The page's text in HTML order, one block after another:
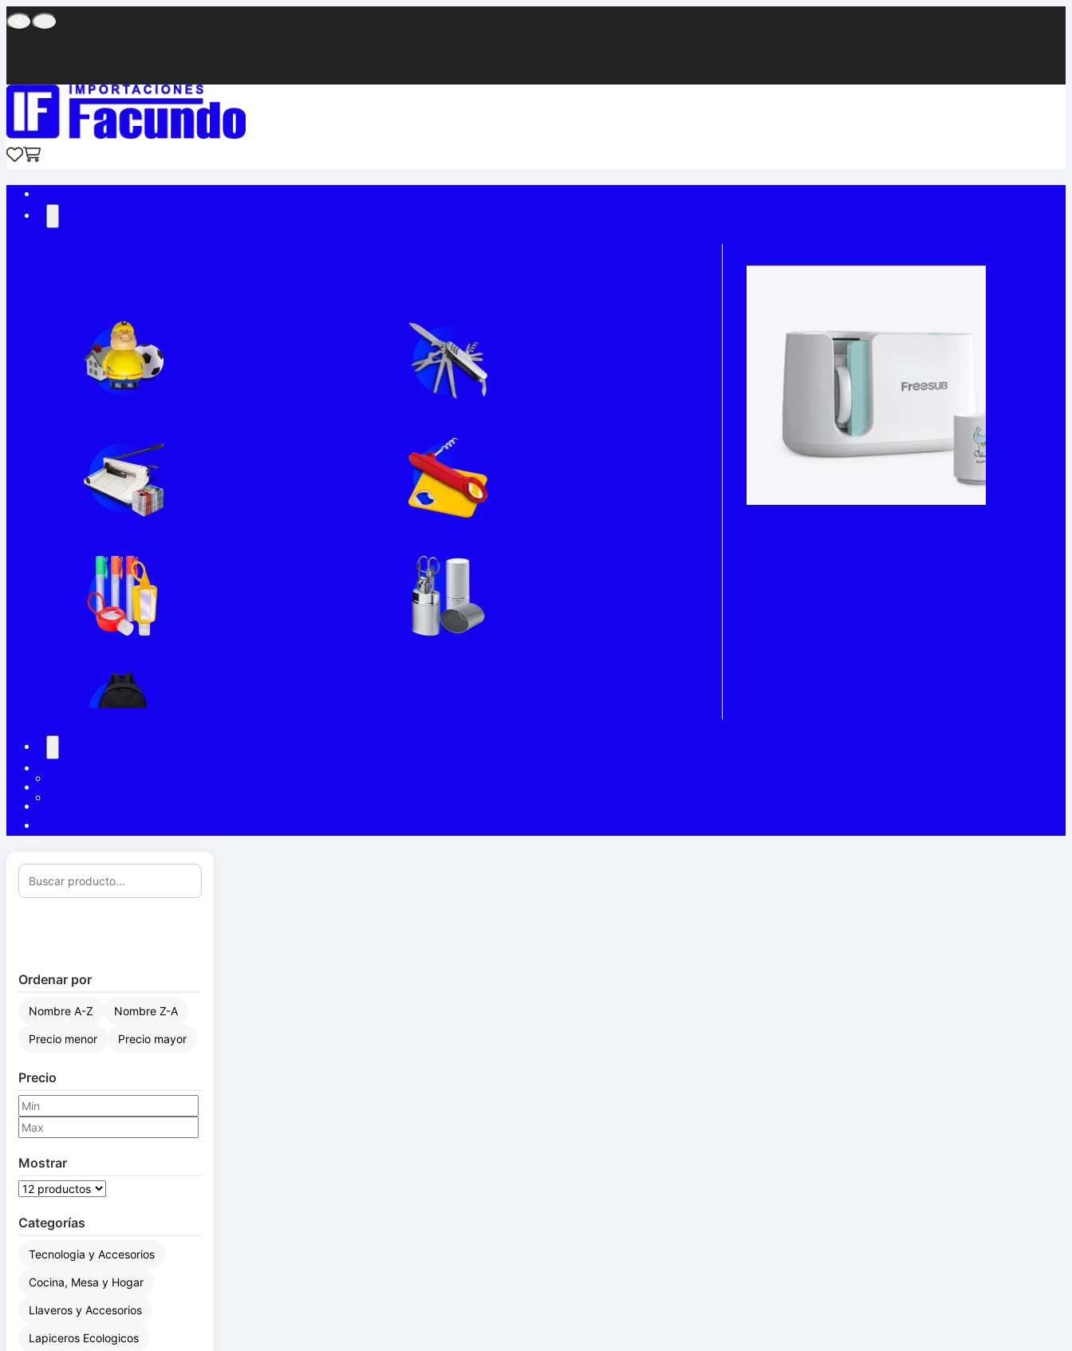
Ordenar por
Nombre A-Z Nombre Z-A
Precio menor Precio mayor
Precio
Mostrar
Categorías
Tecnologia y Accesorios
Cocina, Mesa y Hogar
Llaveros y Accesorios
Lapiceros Ecologicos